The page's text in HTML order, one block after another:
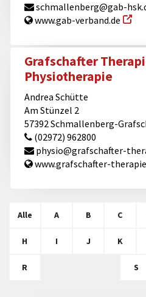
schmallenberg@​gab-
www.gab-verband.de
Grafschafter
Physiotherapie
Andrea Schütte
Am Stünzel 2
57392 Schmallenberg-
(02972) 962800
physio@​grafschafter-
www.grafschafter-
Alle A B C
H I J K
R S